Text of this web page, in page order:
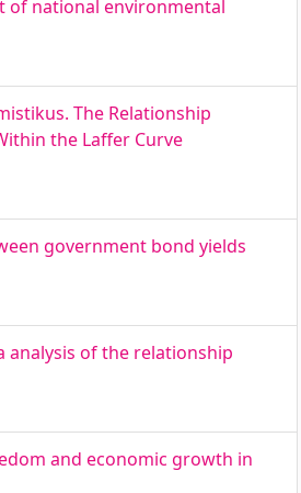
of national environmental
The Relationship
the Laffer Curve
government bond yields
analysis of the relationship
and economic growth in